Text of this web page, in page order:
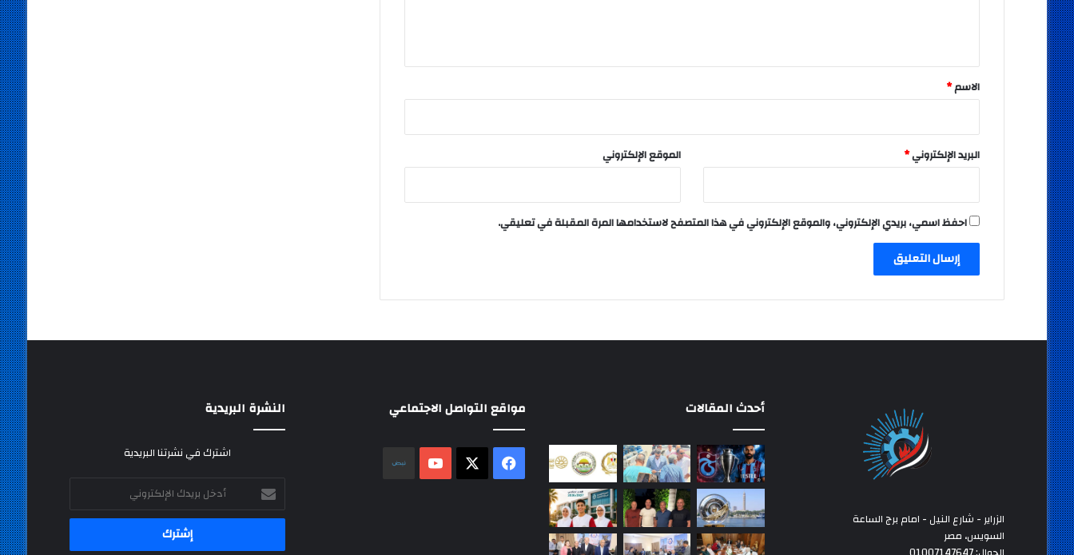
*
الاسم*
البريد الإلكتروني* الموقع الإلكتروني
احفظ اسمي، بريدي الإلكتروني، والموقع الإلكتروني في هذا المتصفح لاستخدامها المرة المقبلة في تعليقي.
الزراير - شارع النيل - امام برج الساعة
السويس، مصر
أحدث المقالات مواقع التواصل الاجتماعي
فيسبوك
‫X
‫YouTube
النشرة البريدية
اشترك في نشرتنا البريدية
أدخل
بريدك
الإلكتروني